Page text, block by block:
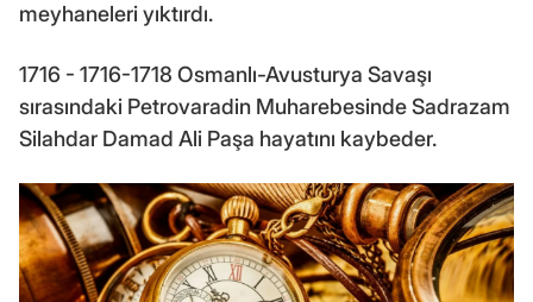
meyhaneleri yıktırdı.
1716 - 1716-1718 Osmanlı-Avusturya Savaşı
sırasındaki Petrovaradin Muharebesinde Sadrazam
Silahdar Damad Ali Paşa hayatını kaybeder.